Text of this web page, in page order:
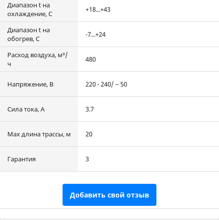
Диапазон t на
охлаждение, С
+18...+43
Диапазон t на
обогрев, С
-7...+24
Расход воздуха, м³/
ч
480
Напряжение, В 220 - 240/ ~ 50
Сила тока, А 3.7
Max длина трассы, м 20
Гарантия 3
Добавить свой отзыв